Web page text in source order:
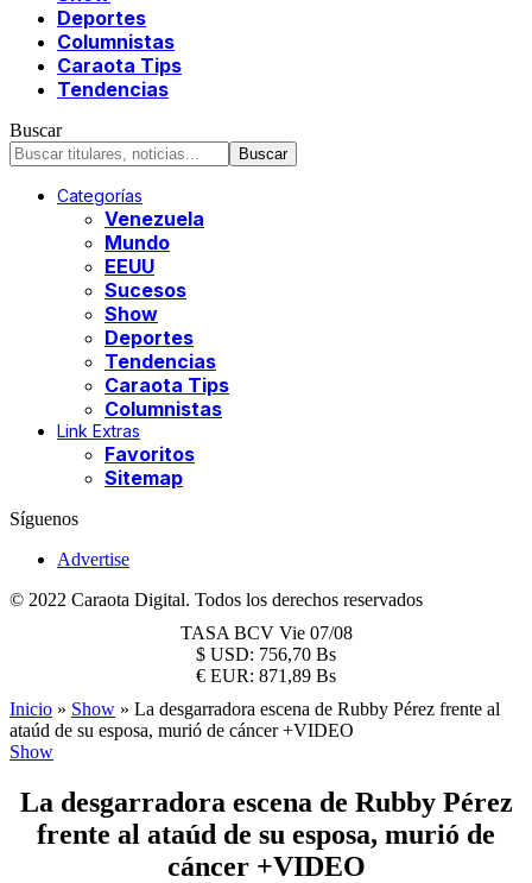
Deportes
Columnistas
Caraota Tips
Tendencias
Buscar
Categorías
Venezuela
Mundo
EEUU
Sucesos
Show
Deportes
Tendencias
Caraota Tips
Columnistas
Link Extras
Favoritos
Sitemap
Síguenos
Advertise
© 2022 Caraota Digital. Todos los derechos reservados
TASA BCV Vie 07/08
$ USD: 756,70 Bs
€ EUR: 871,89 Bs
Inicio » Show » La desgarradora escena de Rubby Pérez frente al
ataúd de su esposa, murió de cáncer +VIDEO
Show
La desgarradora escena de Rubby Pérez
frente al ataúd de su esposa, murió de
cáncer +VIDEO